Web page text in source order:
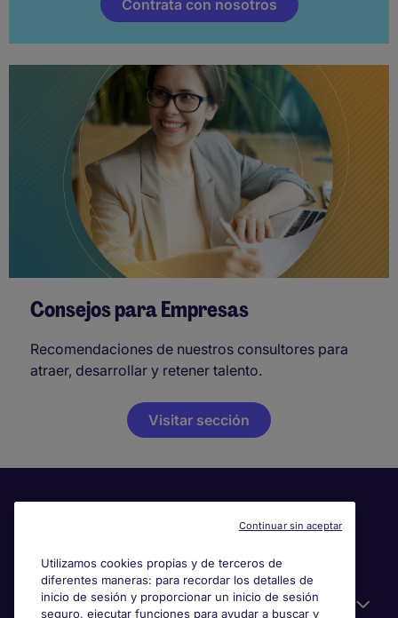
Contrata con nosotros
Consejos para Empresas
Recomendaciones de nuestros consultores para
atraer, desarrollar y retener talento.
Visitar sección
Información útil
Utilizamos cookies propias y de terceros de
diferentes maneras: para recordar los detalles de
inicio de sesión y proporcionar un inicio de sesión
seguro, ejecutar funciones para ayudar a buscar y
Continuar sin aceptar